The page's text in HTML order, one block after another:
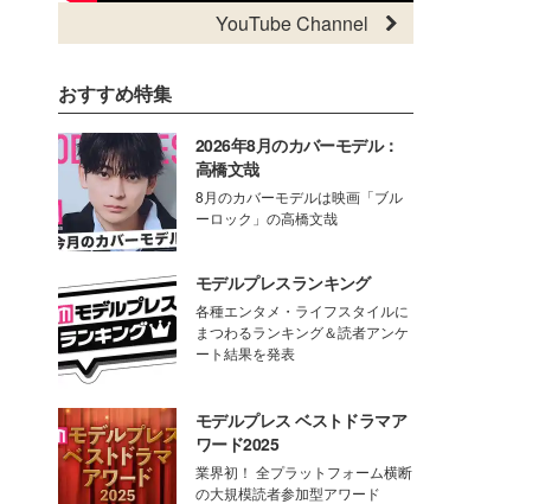
YouTube Channel
おすすめ特集
2026年8月のカバーモデル：
高橋文哉
8月のカバーモデルは映画「ブル
ーロック」の高橋文哉
モデルプレスランキング
各種エンタメ・ライフスタイルに
まつわるランキング＆読者アンケ
ート結果を発表
モデルプレス ベストドラマア
ワード2025
業界初！ 全プラットフォーム横断
の大規模読者参加型アワード